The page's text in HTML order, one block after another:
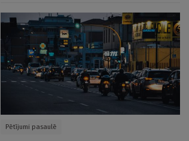
Pētījumi pasaulē